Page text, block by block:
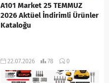
A101 Market 25 TEMMUZ
2026 Aktüel İndirimli Ürünler
Kataloğu
22.07.2026 78 0